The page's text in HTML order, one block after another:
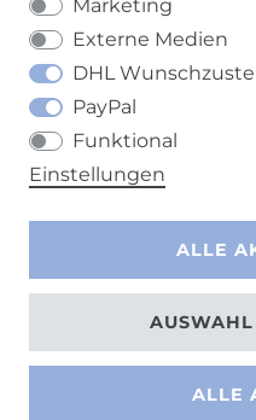
Marketing
Externe Medien
DHL
PayPal
Funktional
Einstellungen
ALLE
ALLE